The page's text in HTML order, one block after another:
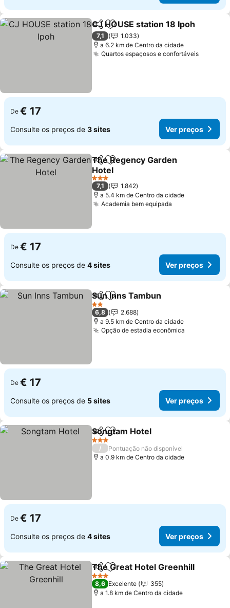
PartilharAdicionar aos favoritos
CJ HOUSE station 18 Ipoh
7,1
1.033
a 6.2 km de Centro da cidade
Quartos espaçosos e confortáveis
De € 17
Consulte os preços de 3 sites Ver preços
PartilharAdicionar aos favoritos
The Regency Garden
Hotel
3 Estrelas
7,1
1.842
a 5.4 km de Centro da cidade
Academia bem equipada
De € 17
Consulte os preços de 4 sites Ver preços
PartilharAdicionar aos favoritos
Sun Inns Tambun
2 Estrelas
6,8
2.688
a 9.5 km de Centro da cidade
Opção de estadia econômica
De € 17
Consulte os preços de 5 sites Ver preços
PartilharAdicionar aos favoritos
Songtam Hotel
3 Estrelas
/
Pontuação não disponível
a 0.9 km de Centro da cidade
De € 17
Consulte os preços de 4 sites Ver preços
PartilharAdicionar aos favoritos
The Great Hotel Greenhill
3 Estrelas
8,6 Excelente
355
a 1.8 km de Centro da cidade